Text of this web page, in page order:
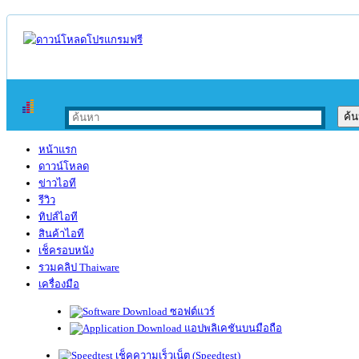
หน้าแรก
ดาวน์โหลด
ข่าวไอที
รีวิว
ทิปส์ไอที
สินค้าไอที
เช็ครอบหนัง
รวมคลิป Thaiware
เครื่องมือ
ซอฟต์แวร์
แอปพลิเคชันบนมือถือ
เช็คความเร็วเน็ต (Speedtest)